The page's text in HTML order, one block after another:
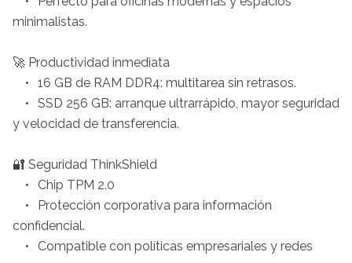
minimalistas.
🚀 Productividad inmediata
y velocidad de transferencia.
🔐 Seguridad ThinkShield
confidencial.